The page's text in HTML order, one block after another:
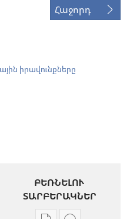
Հաջորդ
իրավունքները
ԲԵՌՆԵԼՈՒ
ՏԱՐԲԵՐԱԿՆԵՐ